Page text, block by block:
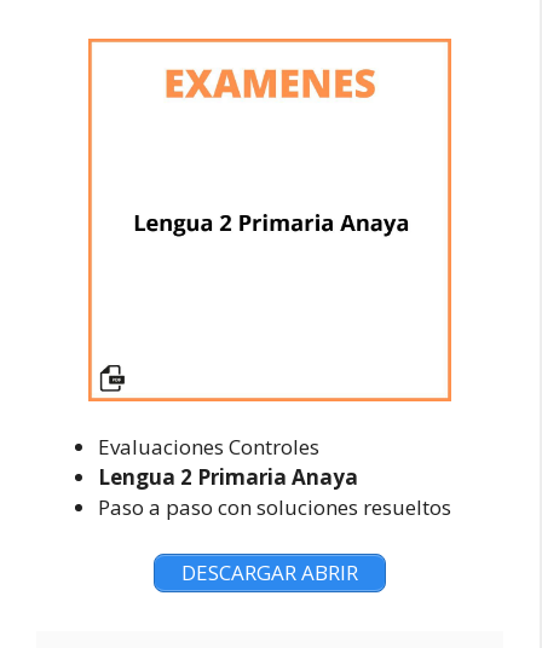
Evaluaciones Controles
Lengua 2 Primaria Anaya
Paso a paso con soluciones resueltos
DESCARGAR ABRIR